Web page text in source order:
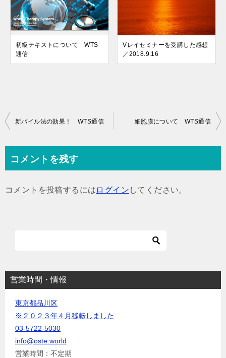
初級テキストについて WTS
通信
Vレイセミナーを受講した感想
／2018.9.16
投
ビ
新バイル法の効果！ WTS通信 細胞膜について WTS通信
コメントを残す
コメントを投稿するには ログイン してください。
営業時間・情報
東京都品川区
※２０２３年４月移転しました
03-5722-5030
info@oste.world
営業時間：不定期